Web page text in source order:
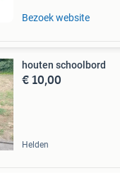
Bezoek website
houten schoolbord
€ 10,00
Helden